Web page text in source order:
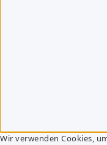
Wir verwenden Cookies,